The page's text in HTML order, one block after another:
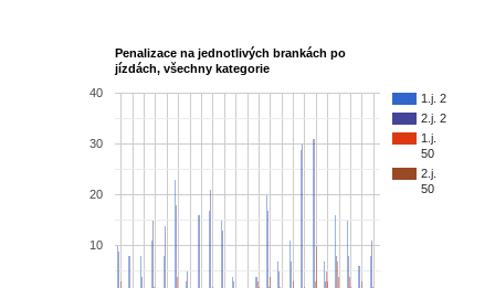
Penalizace na jednotlivých brankách po
jízdách, všechny kategorie
1.j. 2
2.j. 2
1.j.
50
2.j.
50
10
20
30
40